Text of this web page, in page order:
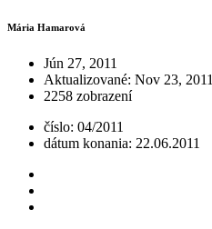
Mária Hamarová
Jún 27, 2011
Aktualizované: Nov 23, 2011
2258 zobrazení
číslo: 04/2011
dátum konania: 22.06.2011